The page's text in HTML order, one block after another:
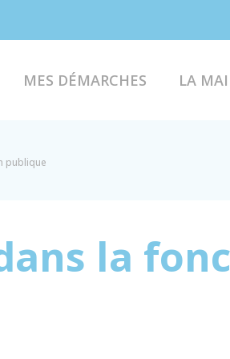
MES DÉMARCHES LA
publique
la